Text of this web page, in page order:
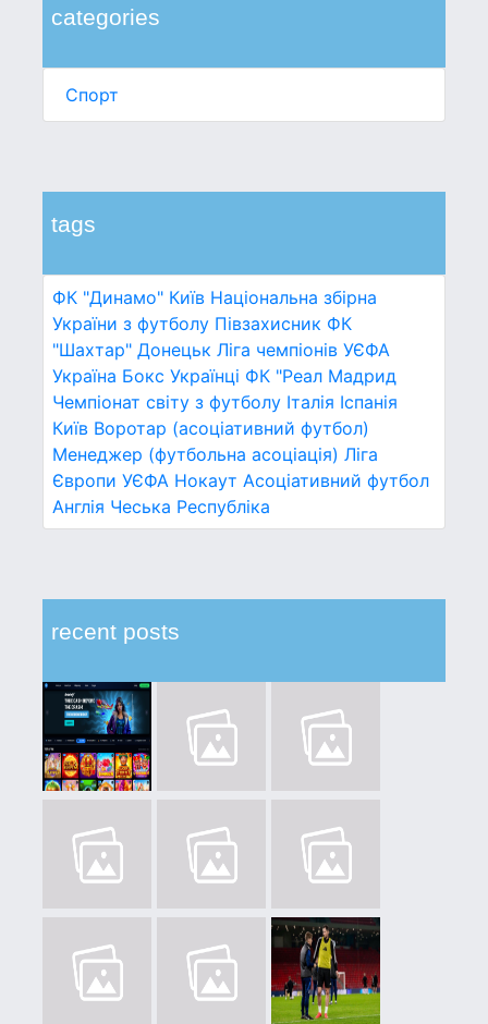
categories
Спорт
tags
ФК "Динамо" Київ Національна збірна
України з футболу Півзахисник ФК
"Шахтар" Донецьк Ліга чемпіонів УЄФА
Україна Бокс Українці ФК "Реал Мадрид
Чемпіонат світу з футболу Італія Іспанія
Київ Воротар (асоціативний футбол)
Менеджер (футбольна асоціація) Ліга
Європи УЄФА Нокаут Асоціативний футбол
Англія Чеська Республіка
recent posts